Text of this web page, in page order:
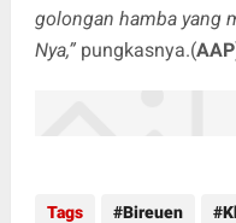
golongan hamba yang
Nya,” pungkasnya.(AAP
Tags Bireuen